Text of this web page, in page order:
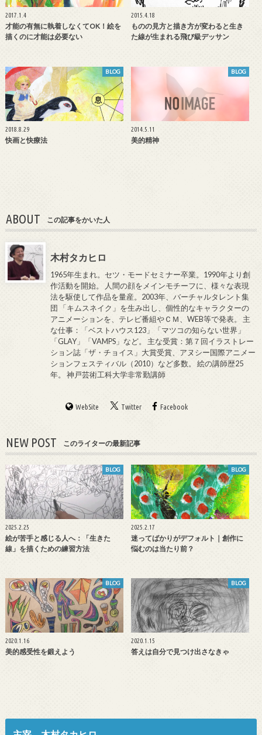
2017.1.4
才能の有無に執着しなくてOK！絵を
描くのに才能は必要ない
2015.4.18
ものの見方と描き方が変わると生き
た線が生まれる飛び級デッサン
BLOG
2018.8.29
快画と快療法
BLOG
2014.5.11
美的精神
ABOUT この記事をかいた人
木村タカヒロ
1965年生まれ。セツ・モードセミナー卒業。1990年より創
作活動を開始。 人間の顔をメインモチーフに、様々な表現
法を駆使して作品を量産。2003年、バーチャルタレント集
団 「キムスネイク」を生み出し、個性的なキャラクターの
アニメーションを、テレビ番組やＣＭ、WEB等で発表。 主
な仕事：「ベストハウス123」「マツコの知らない世界」
「GLAY」「VAMPS」など。 主な受賞：第７回イラストレー
ション誌「ザ・チョイス」大賞受賞、アヌシー国際アニメー
ションフェスティバル（2010）など多数。 絵の講師歴25
年。 神戸芸術工科大学非常勤講師
WebSite Twitter Facebook
NEW POST このライターの最新記事
BLOG
2025.2.25
絵が苦手と感じる人へ：「生きた
線」を描くための練習方法
BLOG
2025.2.17
迷ってばかりがデフォルト｜創作に
悩むのは当たり前？
BLOG
2020.1.16
美的感受性を鍛えよう
BLOG
2020.1.15
答えは自分で見つけ出さなきゃ